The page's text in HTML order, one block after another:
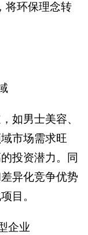
将环保理念转
如男士美容、
市场需求旺
投资潜力。同
异化竞争优势
目。
企业